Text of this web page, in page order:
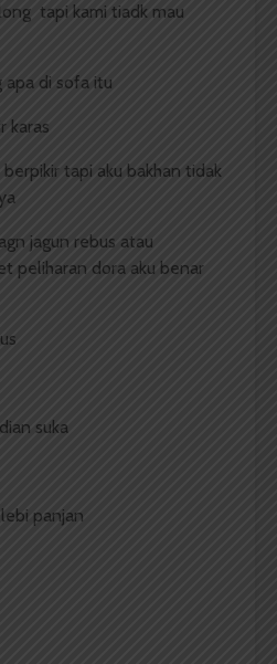
tapi kami tiadk mau
apa di sofa itu
karas
tapi aku bakhan tidak
jagun rebus atau
peliharan dora aku benar
suka
panjan